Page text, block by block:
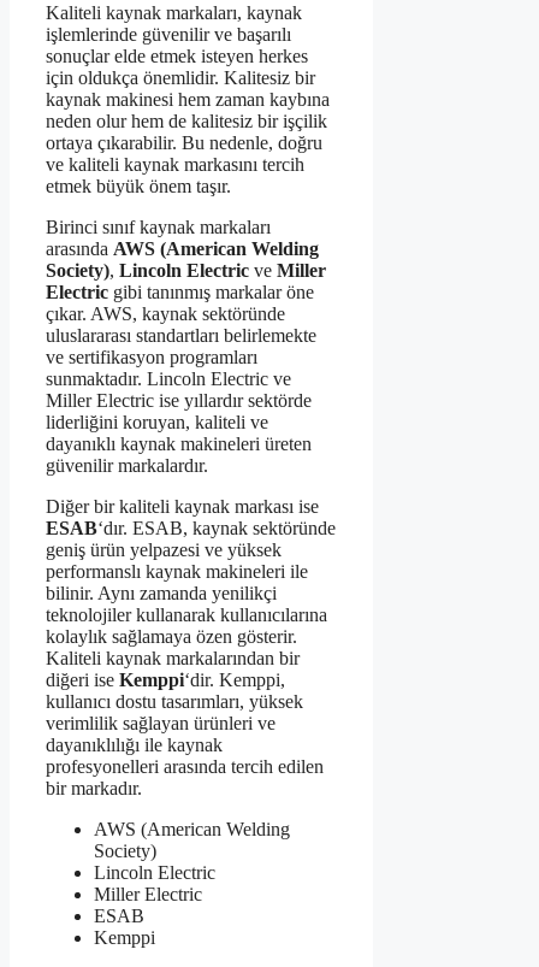
Kaliteli kaynak markaları, kaynak
işlemlerinde güvenilir ve başarılı
sonuçlar elde etmek isteyen herkes
için oldukça önemlidir. Kalitesiz bir
kaynak makinesi hem zaman kaybına
neden olur hem de kalitesiz bir işçilik
ortaya çıkarabilir. Bu nedenle, doğru
ve kaliteli kaynak markasını tercih
etmek büyük önem taşır.
Birinci sınıf kaynak markaları
arasında AWS (American Welding
Society), Lincoln Electric ve Miller
Electric gibi tanınmış markalar öne
çıkar. AWS, kaynak sektöründe
uluslararası standartları belirlemekte
ve sertifikasyon programları
sunmaktadır. Lincoln Electric ve
Miller Electric ise yıllardır sektörde
liderliğini koruyan, kaliteli ve
dayanıklı kaynak makineleri üreten
güvenilir markalardır.
Diğer bir kaliteli kaynak markası ise
ESAB‘dır. ESAB, kaynak sektöründe
geniş ürün yelpazesi ve yüksek
performanslı kaynak makineleri ile
bilinir. Aynı zamanda yenilikçi
teknolojiler kullanarak kullanıcılarına
kolaylık sağlamaya özen gösterir.
Kaliteli kaynak markalarından bir
diğeri ise Kemppi‘dir. Kemppi,
kullanıcı dostu tasarımları, yüksek
verimlilik sağlayan ürünleri ve
dayanıklılığı ile kaynak
profesyonelleri arasında tercih edilen
bir markadır.
AWS (American Welding
Society)
Lincoln Electric
Miller Electric
ESAB
Kemppi